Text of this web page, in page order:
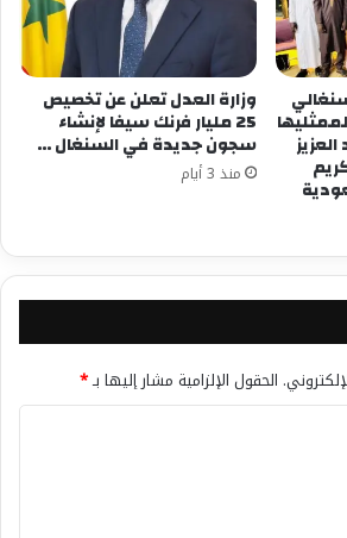
وزارة العدل تعلن عن تخصيص
25 مليار فرنك سيفا لإنشاء
سجون جديدة في السنغال …
منذ 3 أيام
الحقول الإلزامية مشار إليها بـ*